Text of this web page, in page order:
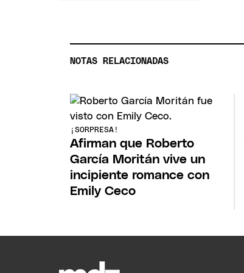
NOTAS RELACIONADAS
¡SORPRESA!
Afirman que Roberto
García Moritán vive un
incipiente romance con
Emily Ceco